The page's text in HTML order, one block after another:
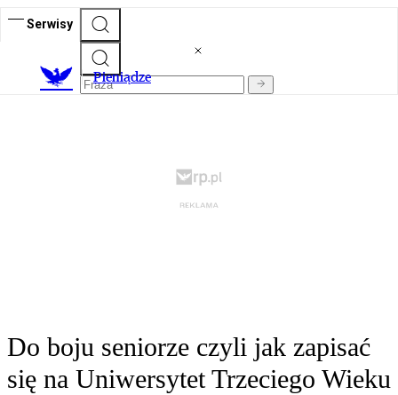
Serwisy
Pieniądze
Do boju seniorze czyli jak zapisać
się na Uniwersytet Trzeciego Wieku